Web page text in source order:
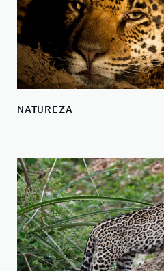
NATUREZA